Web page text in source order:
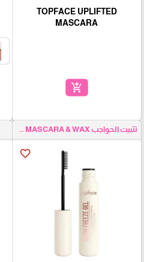
TOPFACE UPLIFTED
MASCARA
add_shopping_cart
تثبيت الحواجب EYEBROW MASCARA & WAX
favorite_border